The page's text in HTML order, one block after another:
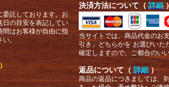
委託しております。お
日の目安を表記してい
間はお客様が自由に指
。
決済方法について（ 詳細
当サイトでは、商品代金のお
引き」どちらかを お選びいた
確定しますので、ご都合のい
返品について（ 詳細 ）
商品の返品につきましては、